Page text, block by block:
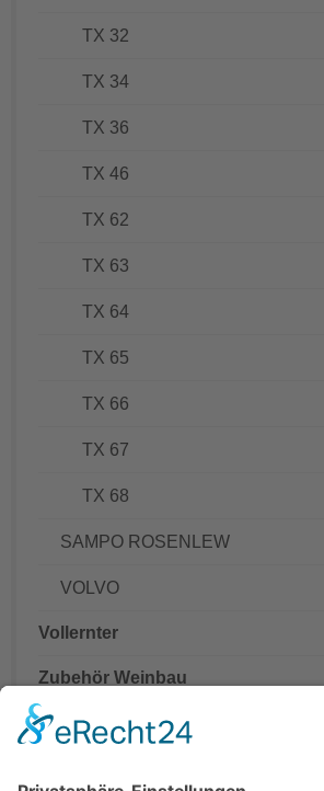
TX 32
TX 34
TX 36
TX 46
TX 62
TX 63
TX 64
TX 65
TX 66
TX 67
TX 68
SAMPO ROSENLEW
VOLVO
Vollernter
Zubehör Weinbau